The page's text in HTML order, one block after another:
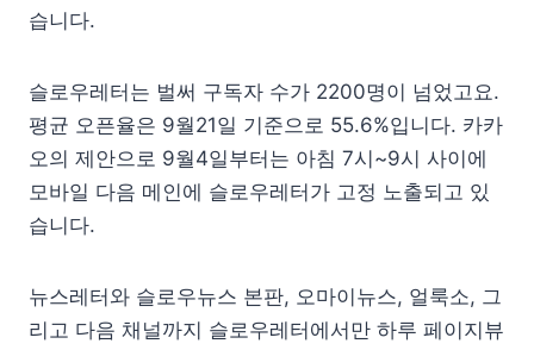
습니다.
슬로우레터는 벌써 구독자 수가 2200명이 넘었고요.
평균 오픈율은 9월21일 기준으로 55.6%입니다. 카카
오의 제안으로 9월4일부터는 아침 7시~9시 사이에
모바일 다음 메인에 슬로우레터가 고정 노출되고 있
습니다.
뉴스레터와 슬로우뉴스 본판, 오마이뉴스, 얼룩소, 그
리고 다음 채널까지 슬로우레터에서만 하루 페이지뷰